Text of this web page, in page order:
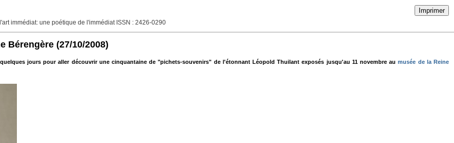
Imprimer
immédiat: une poétique de l'immédiat ISSN : 2426-0290
Bérengère (27/10/2008)
jours pour aller découvrir une cinquantaine de "pichets-souvenirs" de l'étonnant Léopold Thuilant exposés jusqu'au 11 novembre aumusée de la Reine